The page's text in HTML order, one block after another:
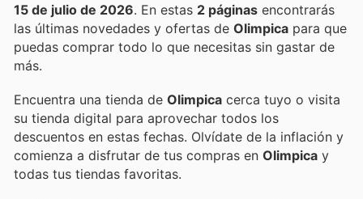
15 de julio de 2026 . En estas 2 páginas encontrarás
las últimas novedades y ofertas de Olimpica para que
puedas comprar todo lo que necesitas sin gastar de
más.
Encuentra una tienda de Olimpica cerca tuyo o visita
su tienda digital para aprovechar todos los
descuentos en estas fechas. Olvídate de la inflación y
comienza a disfrutar de tus compras en Olimpica y
todas tus tiendas favoritas.